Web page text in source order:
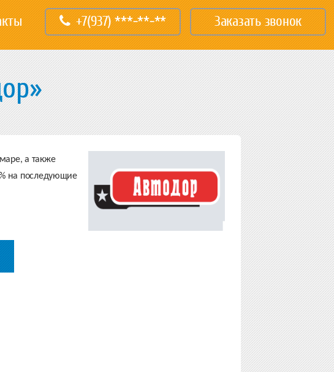
+7(937) ***-**-** Заказать звонок
а также
на последующие